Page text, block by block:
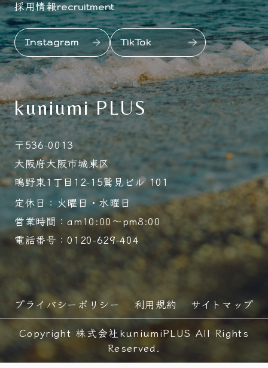
採用情報recruitment
Instagram TikTok
kuniumi PLUS
〒536-0013
大阪府大阪市城東区
鴫野東1丁目12-15鷲見ビル 101
定休日：火曜日・水曜日
営業時間：am10:00～pm8:00
電話番号：0120-629-404
プライバシーポリシー 利用規約
サイトマップ
Copyright 株式会社kuniumiPLUS All Rights
Reserved.